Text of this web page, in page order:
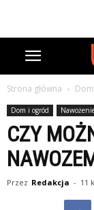
Strona główna
Dom i ogród
CZY
Przez Redakcja - 11